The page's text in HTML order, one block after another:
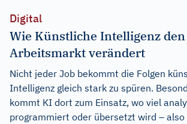
Digital
Wie Künstliche Intelligenz den
Arbeitsmarkt verändert
Nicht jeder Job bekommt die Folgen
Intelligenz gleich stark zu spüren.
kommt KI dort zum Einsatz, wo viel
programmiert oder übersetzt wird –